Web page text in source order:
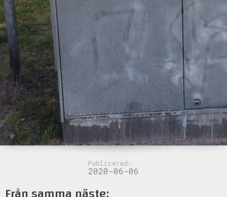
Publicerad:
2020-06-06